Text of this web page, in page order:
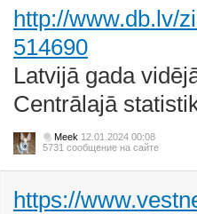
http://www.db.lv/
514690
Latvijā gada
Centrālajā
Meek 12.01.2024 00:08
5731 сообщение на сайте
https://